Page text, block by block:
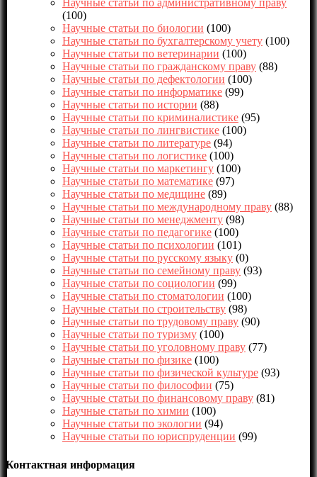
Научные статьи по административному праву
(100)
Научные статьи по биологии (100)
Научные статьи по бухгалтерскому учету (100)
Научные статьи по ветеринарии (100)
Научные статьи по гражданскому праву (88)
Научные статьи по дефектологии (100)
Научные статьи по информатике (99)
Научные статьи по истории (88)
Научные статьи по криминалистике (95)
Научные статьи по лингвистике (100)
Научные статьи по литературе (94)
Научные статьи по логистике (100)
Научные статьи по маркетингу (100)
Научные статьи по математике (97)
Научные статьи по медицине (89)
Научные статьи по международному праву (88)
Научные статьи по менеджменту (98)
Научные статьи по педагогике (100)
Научные статьи по психологии (101)
Научные статьи по русскому языку (0)
Научные статьи по семейному праву (93)
Научные статьи по социологии (99)
Научные статьи по стоматологии (100)
Научные статьи по строительству (98)
Научные статьи по трудовому праву (90)
Научные статьи по туризму (100)
Научные статьи по уголовному праву (77)
Научные статьи по физике (100)
Научные статьи по физической культуре (93)
Научные статьи по философии (75)
Научные статьи по финансовому праву (81)
Научные статьи по химии (100)
Научные статьи по экологии (94)
Научные статьи по юриспруденции (99)
Контактная информация